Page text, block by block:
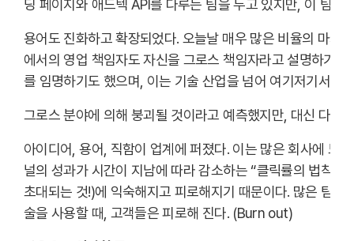
딩 페이지와 애드텍 API를 다루는 팀을 두고 있지만, 이 팀을
용어도 진화하고 확장되었다. 오늘날 매우 많은 비율의 마케
에서의 영업 책임자도 자신을 그로스 책임자라고 설명하기
를 임명하기도 했으며, 이는 기술 산업을 넘어 여기저기서 나
그로스 분야에 의해 붕괴될 것이라고 예측했지만, 대신 다른
아이디어, 용어, 직함이 업계에 퍼졌다. 이는 많은 회사에 도
널의 성과가 시간이 지남에 따라 감소하는 “클릭률의 법칙”
초대되는 것!)에 익숙해지고 피로해지기 때문이다. 많은 팀
술을 사용할 때, 고객들은 피로해 진다. (Burn out)